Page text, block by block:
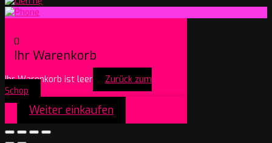
0
Ihr Warenkorb
Ihr Warenkorb ist leer
Zurück zum
Schop
Weiter einkaufen